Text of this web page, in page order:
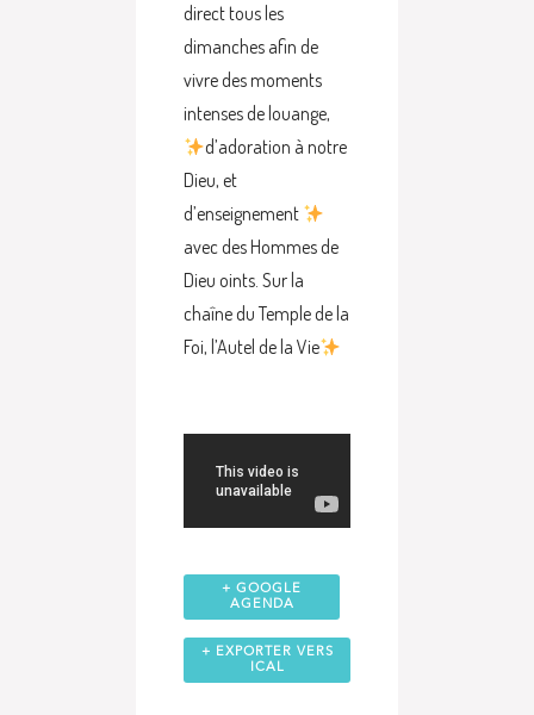
direct tous les
dimanches afin de
vivre des moments
intenses de louange,
d’adoration à notre
Dieu, et
d’enseignement
avec des Hommes de
Dieu oints. Sur la
chaîne du Temple de la
Foi, l’Autel de la Vie
+ GOOGLE
AGENDA
+ EXPORTER VERS
ICAL